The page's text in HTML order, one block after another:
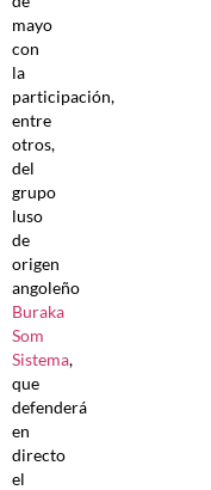
mayo
con
la
participación,
entre
otros,
del
grupo
luso
de
origen
angoleño
Buraka
Som
Sistema,
que
defenderá
en
directo
el